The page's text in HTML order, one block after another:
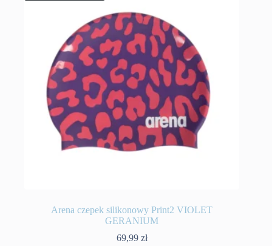
Arena czepek silikonowy Print2 VIOLET
GERANIUM
69,99 zł